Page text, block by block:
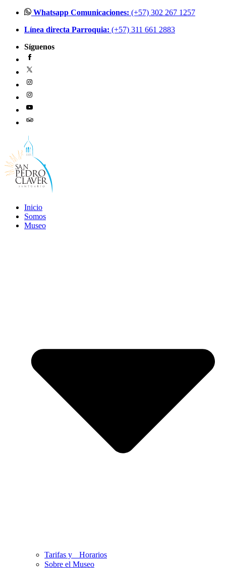
contenido
Whatsapp Comunicaciones: (+57) 302 267 1257
Línea directa Parroquia: (+57) 311 661 2883
Síguenos
Inicio
Somos
Museo
Tarifas y Horarios
Sobre el Museo